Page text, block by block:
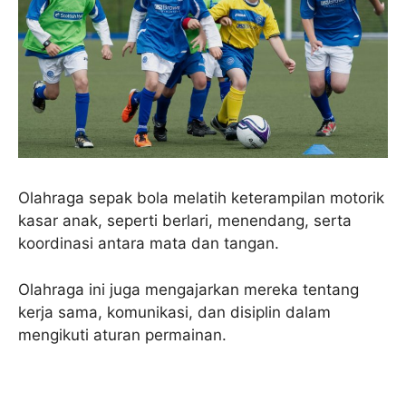
Olahraga sepak bola melatih keterampilan motorik
kasar anak, seperti berlari, menendang, serta
koordinasi antara mata dan tangan.
Olahraga ini juga mengajarkan mereka tentang
kerja sama, komunikasi, dan disiplin dalam
mengikuti aturan permainan.